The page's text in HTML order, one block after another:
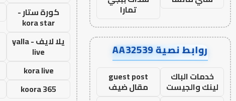
تمارا
روابط نصية AA32539
خدمات الباك
لينك والجيست
guest post
مقال ضيف
كورة ستار -
kora star
يلا لايف - yalla
live
kora live
koora 365